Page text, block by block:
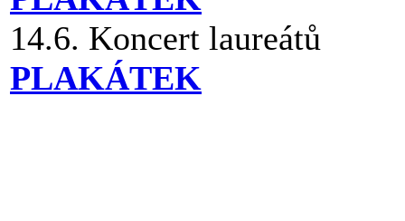
14.6. Koncert laureátů
PLAKÁTEK